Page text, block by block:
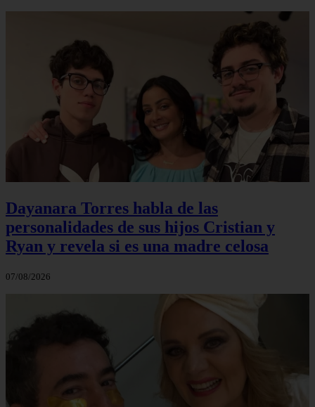
Dayanara Torres habla de las
personalidades de sus hijos Cristian y
Ryan y revela si es una madre celosa
07/08/2026